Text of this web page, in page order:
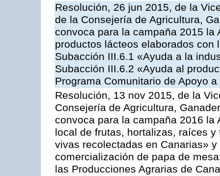
Resolución, 26 jun 2015, de la
de la Consejería de Agricultura,
convoca para la campaña 2015
productos lácteos elaborados
Subacción III.6.1 «Ayuda a la
Subacción III.6.2 «Ayuda al
Programa Comunitario de Apoyo
Resolución, 13 nov 2015, de la
Consejería de Agricultura,
convoca para la campaña 2016
local de frutas, hortalizas, raíces
vivas recolectadas en Canarias»
comercialización de papa de
las Producciones Agrarias de